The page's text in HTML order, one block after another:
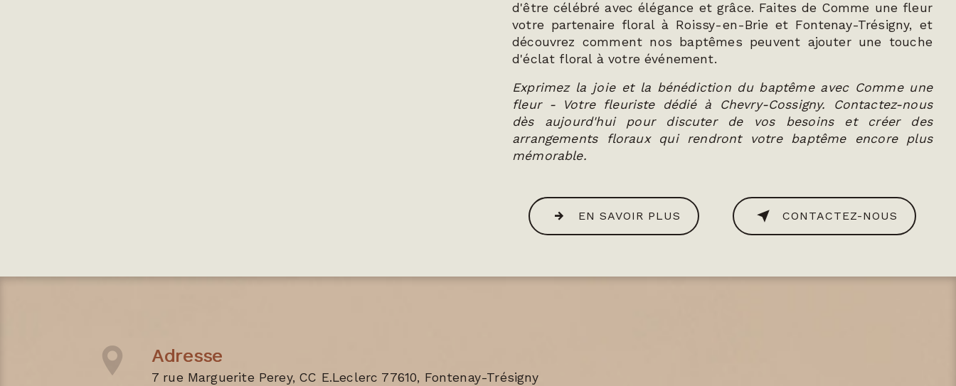
d'être célébré avec élégance et grâce. Faites de Comme une fleur
votre partenaire floral à Roissy-en-Brie et Fontenay-Trésigny, et
découvrez comment nos baptêmes peuvent ajouter une touche
d'éclat floral à votre événement.
Exprimez la joie et la bénédiction du baptême avec Comme une
fleur - Votre fleuriste dédié à Chevry-Cossigny. Contactez-nous
dès aujourd'hui pour discuter de vos besoins et créer des
arrangements floraux qui rendront votre baptême encore plus
mémorable.
EN SAVOIR PLUS CONTACTEZ-NOUS
Adresse
7 rue Marguerite Perey, CC E.Leclerc 77610, Fontenay-Trésigny